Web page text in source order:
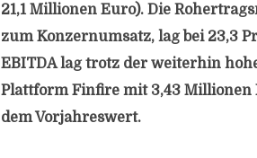
21,1 Millionen Euro). Die
zum Konzernumsatz, lag bei 23,3
EBITDA lag trotz der weiterhin
Plattform Finfire mit 3,43 Millionen
dem Vorjahreswert.